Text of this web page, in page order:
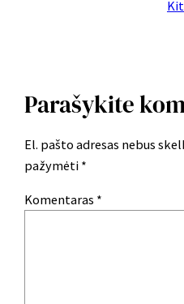
Parašykite
El. pašto adresas nebus
pažymėti *
Komentaras *